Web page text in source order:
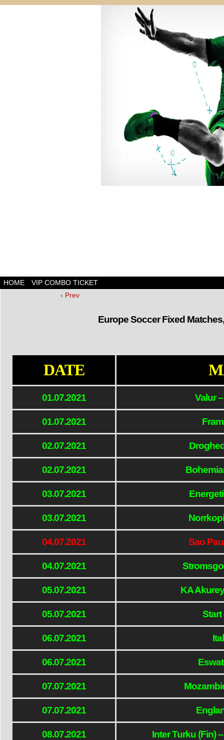
HOME
VIP COMBO TICKET
‹ Prev
Europe Soccer Fixed
DATE
01.07.2021 Valur
01.07.2021
02.07.2021
02.07.2021
03.07.2021
03.07.2021
04.07.2021 Sao
04.07.2021
05.07.2021 KA
05.07.2021 Start
06.07.2021
06.07.2021
07.07.2021
07.07.2021
08.07.2021 Inter Turku (Fin)